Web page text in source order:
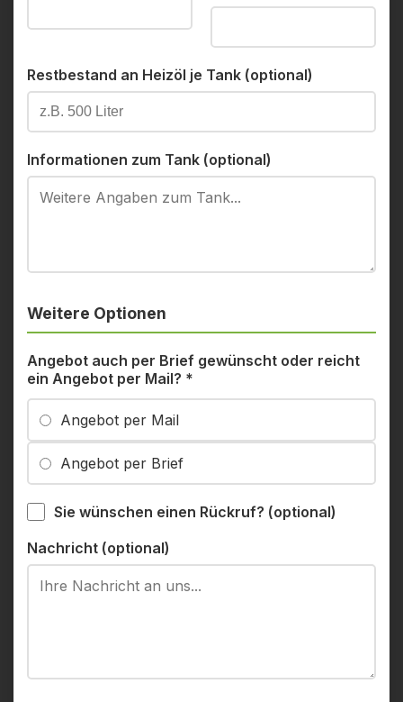
Restbestand an Heizöl je Tank (optional)
Informationen zum Tank (optional)
Weitere Optionen
Angebot auch per Brief gewünscht oder reicht
ein Angebot per Mail? *
Angebot per Mail
Angebot per Brief
Sie wünschen einen Rückruf? (optional)
Nachricht (optional)